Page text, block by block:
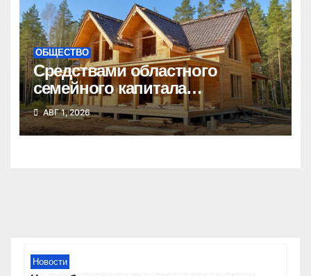
ОБЩЕСТВО
Средствами областного
семейного капитала
воспользовались почти 50
тысяч семей
АВГ 1, 2026
Новости